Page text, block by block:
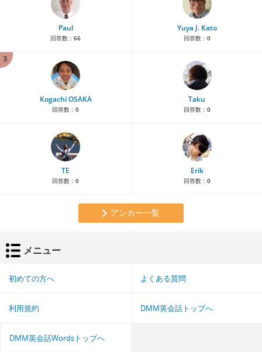
Paul
回答数： 66
Yuya J. Kato
回答数： 0
3
Kogachi OSAKA
回答数： 0
Taku
回答数： 0
TE
回答数： 0
Erik
回答数： 0
アンカー一覧
メニュー
初めての方へ よくある質問
利用規約 DMM英会話トップへ
DMM英会話Wordsトップへ